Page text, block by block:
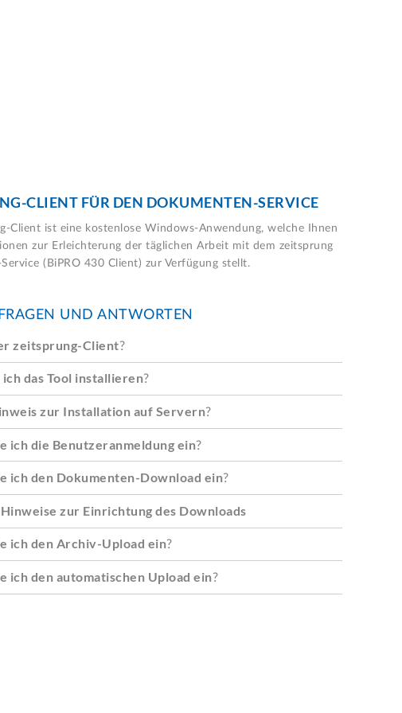
CLIENT FÜR DEN DOKUMENTEN-SERVICE
Client ist eine kostenlose Windows-Anwendung, welche Ihnen
zur Erleichterung der täglichen Arbeit mit dem zeitsprung
(BiPRO 430 Client) zur Verfügung stellt.
UND ANTWORTEN
zeitsprung-Client?
das Tool installieren?
zur Installation auf Servern?
ich die Benutzeranmeldung ein?
ich den Dokumenten-Download ein?
zur Einrichtung des Downloads
ich den Archiv-Upload ein?
ich den automatischen Upload ein?